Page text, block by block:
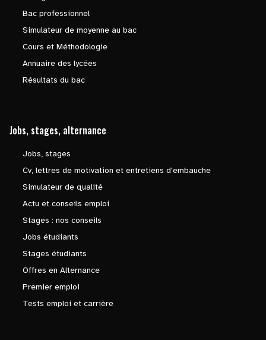
Bac professionnel
Simulateur de moyenne au bac
Cours et Méthodologie
Annuaire des lycées
Résultats du bac
Jobs, stages, alternance
Jobs, stages
Cv, lettres de motivation et entretiens d'embauche
Simulateur de qualité
Actu et conseils emploi
Stages : nos conseils
Jobs étudiants
Stages étudiants
Offres en Alternance
Premier emploi
Tests emploi et carrière